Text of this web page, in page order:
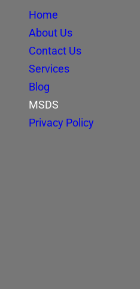
Home
About Us
Contact Us
Services
Blog
MSDS
Privacy Policy